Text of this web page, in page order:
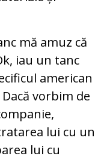
mă amuz că
iau un tanc
american
vorbim de
lui cu un
lui cu